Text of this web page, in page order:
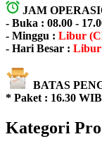
JAM
- Buka : 08.00 -
- Minggu : Libur
- Hari Besar : Libur
BATAS
* Paket : 16.30 WIB
Kategori